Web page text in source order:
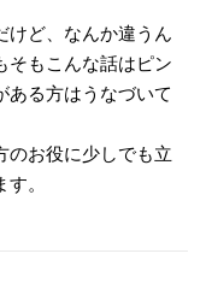
けど、なんか違うん
そもこんな話はピン
ある方はうなづいて
のお役に少しでも立
。